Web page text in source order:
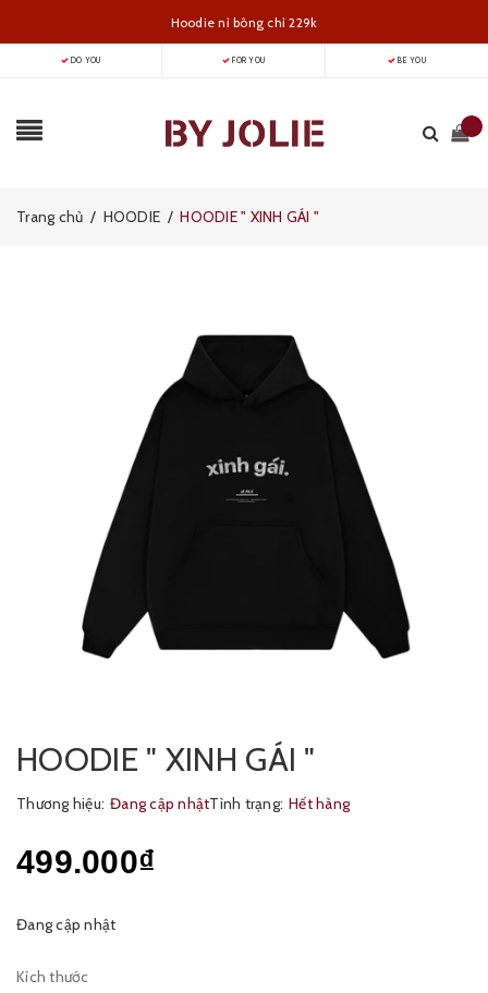
Hoodie nỉ bông chỉ 229k
DO YOU FOR YOU BE YOU
Trang chủ / HOODIE / HOODIE " XINH GÁI "
HOODIE " XINH GÁI "
Thương hiệu: Đang cập nhậtTình trạng: Hết hàng
499.000₫
Đang cập nhật
Kích thước